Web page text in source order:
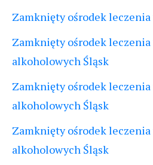
Zamknięty ośrodek
Zamknięty ośrodek
alkoholowych Śląsk
Zamknięty ośrodek
alkoholowych Śląsk
Zamknięty ośrodek
alkoholowych Śląsk